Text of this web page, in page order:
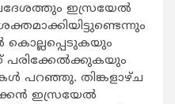
ഇസ്രയേല്‍
കൊല്ലപ്പെടുകയും
പറഞ്ഞു. തിങ്കളാഴ്ച
ഇസ്രയേല്‍